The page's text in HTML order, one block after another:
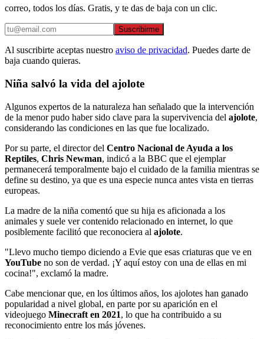
correo, todos los días. Gratis, y te das de baja con un clic.
Suscribirme
Al suscribirte aceptas nuestro aviso de privacidad. Puedes darte de
baja cuando quieras.
Niña salvó la vida del ajolote
Algunos expertos de la naturaleza han señalado que la intervención
de la menor pudo haber sido clave para la supervivencia del ajolote,
considerando las condiciones en las que fue localizado.
Por su parte, el director del Centro Nacional de Ayuda a los
Reptiles, Chris Newman, indicó a la BBC que el ejemplar
permanecerá temporalmente bajo el cuidado de la familia mientras se
define su destino, ya que es una especie nunca antes vista en tierras
europeas.
La madre de la niña comentó que su hija es aficionada a los
animales y suele ver contenido relacionado en internet, lo que
posiblemente facilitó que reconociera al ajolote.
"Llevo mucho tiempo diciendo a Evie que esas criaturas que ve en
YouTube no son de verdad. ¡Y aquí estoy con una de ellas en mi
cocina!", exclamó la madre.
Cabe mencionar que, en los últimos años, los ajolotes han ganado
popularidad a nivel global, en parte por su aparición en el
videojuego Minecraft en 2021, lo que ha contribuido a su
reconocimiento entre los más jóvenes.